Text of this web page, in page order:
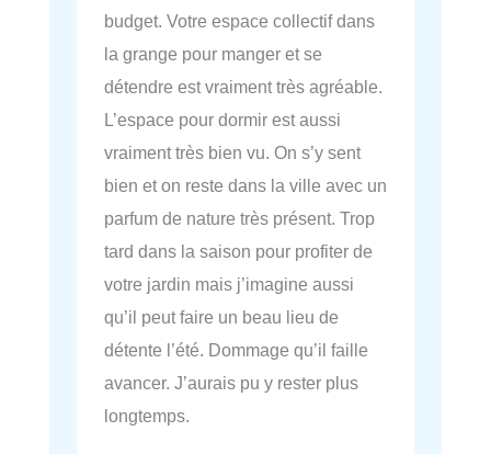
budget. Votre espace collectif dans
la grange pour manger et se
détendre est vraiment très agréable.
L’espace pour dormir est aussi
vraiment très bien vu. On s’y sent
bien et on reste dans la ville avec un
parfum de nature très présent. Trop
tard dans la saison pour profiter de
votre jardin mais j’imagine aussi
qu’il peut faire un beau lieu de
détente l’été. Dommage qu’il faille
avancer. J’aurais pu y rester plus
longtemps.